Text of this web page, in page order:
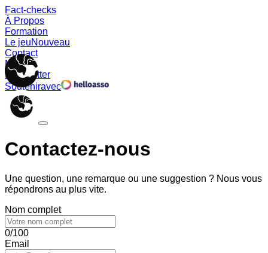
Fact-checks
À Propos
Formation
Le jeuNouveau
Contact
Memes
Newsletter
Souteniravec
Contactez-nous
Une question, une remarque ou une suggestion ? Nous vous
répondrons au plus vite.
Nom complet
0/100
Email